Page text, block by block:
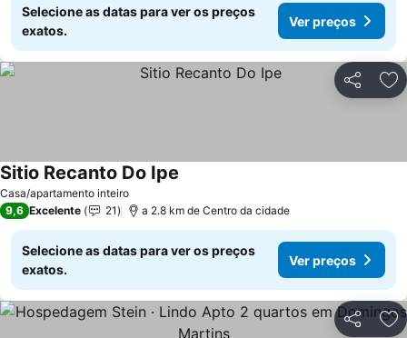
Selecione as datas para ver os preços
exatos.
Ver preços
Partilhar
Casa/apartamento inteiro
Sitio Recanto Do Ipe
9,6 Excelente 21 a 2.8 km de Centro da cidade
Selecione as datas para ver os preços
exatos.
Ver preços
Partilhar